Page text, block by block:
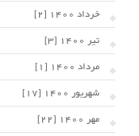
خرداد 1400 [2]
تیر 1400 [3]
مرداد 1400 [1]
شهریور 1400 [17]
مهر 1400 [22]